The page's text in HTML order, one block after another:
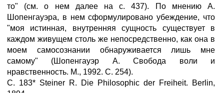
то" (см. о нем далее на с. 437). По мнению А.
Шопенгауэра, в нем сформулировано убеждение, что
"моя истинная, внутренняя сущность существует в
каждом живущем столь же непосредственно, как она в
моем самосознании обнаруживается лишь мне
самому" (Шопенгауэр А. Свобода воли и
нравственность. М., 1992. С. 254).
С. 183* Steiner R. Die Philosophic der Freiheit. Berlin,